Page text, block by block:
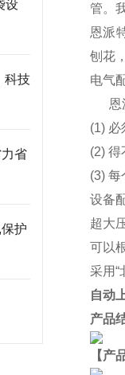
设
科技
省
护
管。
恩派
刨花
电气
恩
(1)
(2)
(3)
设备
超大
可以
采用“
自动
产品
【产